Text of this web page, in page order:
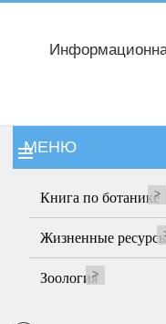
МЕНЮ
Книга по ботанике
Жизненные
Зоология